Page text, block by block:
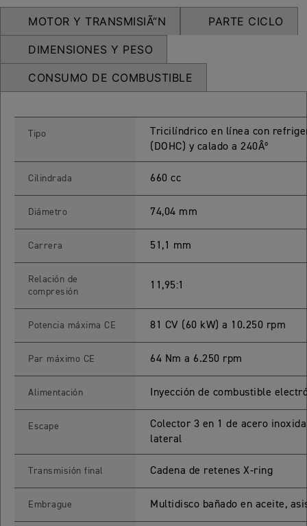
Precio desde $10.590.000
STREET TRIPLE R
NEW TRIDENT 800
Precio desde $12.690.000
RX
STREET TRIPLE 765 RX
Precio desde $15.890.000
MOTO2
STREET TRIPLE 765 MOTO2
Precio desde $20.090.000
MOTOR Y TRANSMISIÃ“N PARTE CICLO
DIMENSIONES Y PESO
CONSUMO DE COMBUSTIBLE
Tipo
Tricilíndrico en línea con
(DOHC) y calado a 240Âº
Cilindrada 660 cc
Diámetro 74,04 mm
Carrera 51,1 mm
Relación de
compresión
11,95:1
Potencia máxima CE 81 CV (60 kW) a 10.250 rpm
Par máximo CE 64 Nm a 6.250 rpm
Alimentación Inyección de combustible
Escape
Colector 3 en 1 de acero
lateral
Transmisión final Cadena de retenes X-ring
Embrague Multidisco bañado en aceite,